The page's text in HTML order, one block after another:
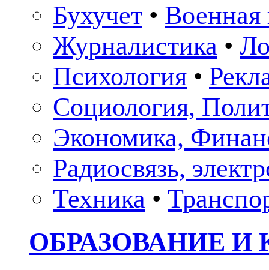
Бухучет • Военная
Журналистика •
Психология •
Социология,
Экономика,
Радиосвязь,
Техника •
ОБРАЗОВАНИЕ И